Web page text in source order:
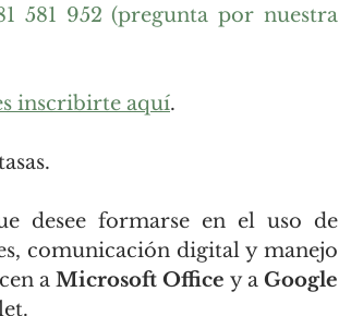
581 952 (pregunta por nuestra
inscribirte aquí.
desee formarse en el uso de
comunicación digital y manejo
a Microsoft Office y a Google